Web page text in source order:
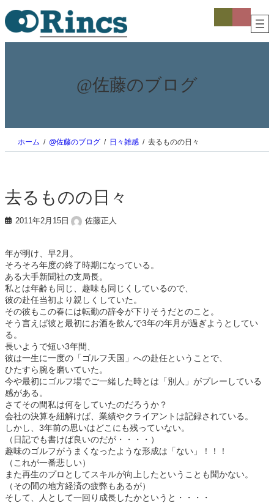
内
容
を
ス
コ
コ
@佐藤のブログ
ホーム @佐藤のブログ 日々雑感 去るものの日々
去るものの日々
2011年2月15日 佐藤正人
年が明け、早2月。
そろそろ年度の終了時期になっている。
ある大手新聞社の支局長。
私とは年齢も同じ、趣味も同じくしているので、
彼の赴任当初より親しくしていた。
その彼もこの春には転勤の辞令が下りそうだとのこと。
そう言えば彼と最初にお酒を飲んで3年の年月が過ぎようとしてい
る。
長いようで短い3年間、
彼は一生に一度の「ゴルフ天国」への赴任ということで、
ひたすら腕を磨いていた。
今や最初にゴルフ場でご一緒した時とは「別人」がプレーしている
感がある。
さてその間私は何をしていたのだろうか？
会社の決算を紐解けば、業績やクライアントは記録されている。
しかし、3年前の思いはどこにも残っていない。
（日記でも書けば良いのだが・・・・）
趣味のゴルフがうまくなったような形成は「ない」！！！
（これが一番悲しい）
また再生のプロとしてスキルが向上したということも聞かない。
（その間の地方経済の疲弊もあるが）
そして、人として一回り成長したかというと・・・・